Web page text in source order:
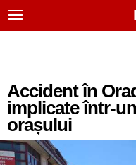
Accident în
implicate într-
orașului